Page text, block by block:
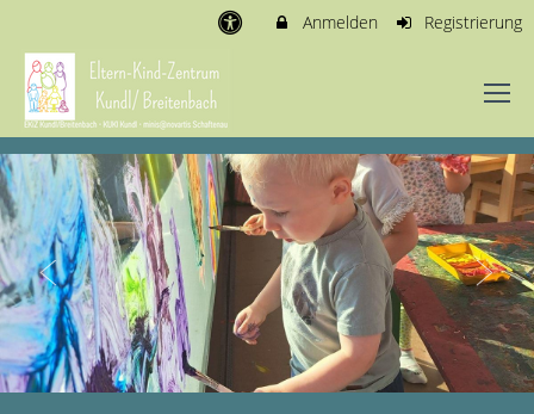
Anmelden Registrierung